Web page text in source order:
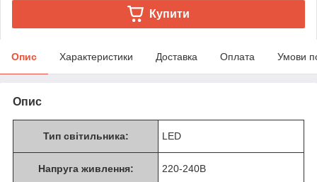
Купити
Опис Характеристики Доставка Оплата Умови
Опис
Тип світильника: LED
Напруга живлення: 220-240В